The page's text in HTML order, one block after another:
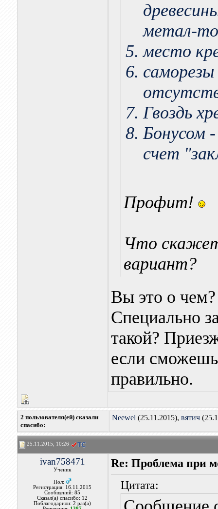
метал-то
место
Гвоздь
Бонусом -
счет
Профит!
Что
вариант?
Вы это о чем?
Специально
такой?
если
правильно.
2 пользователя(ей) сказали
cпасибо:
Neewel (25.11.2015), вятич
25.11.2015, 10:26
ivan758471
Ученик
Пол:
Регистрация: 16.11.2015
Сообщений: 85
Сказал(а) спасибо: 12
Поблагодарили: 2 раз(а)
Re: Проблема при
Цитата: